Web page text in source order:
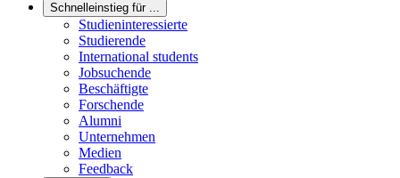
Schnelleinstieg für ...
Studieninteressierte
Studierende
International students
Jobsuchende
Beschäftigte
Forschende
Alumni
Unternehmen
Medien
Feedback